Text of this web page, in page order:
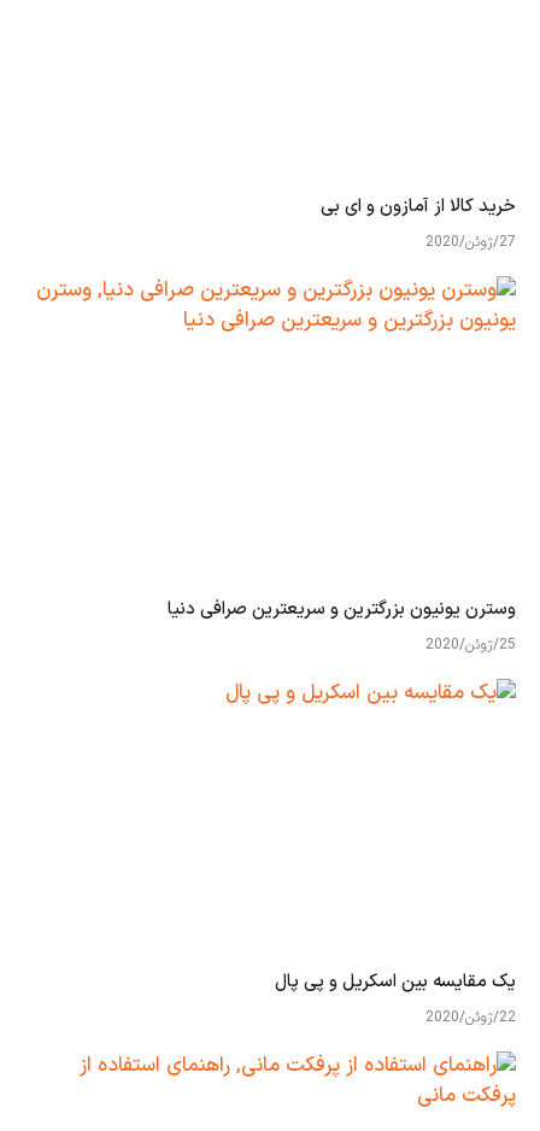
خرید کالا از آمازون و ای بی
27/ژوئن/2020
وسترن یونیون بزرگترین و سریعترین صرافی دنیا
25/ژوئن/2020
یک مقایسه بین اسکریل و پی پال
22/ژوئن/2020